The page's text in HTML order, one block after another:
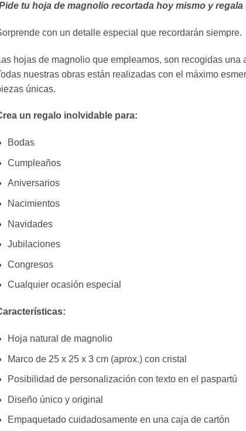
tu hoja de magnolio recortada hoy mismo y
con un detalle especial que recordarán siempre.
hojas de magnolio que empleamos, son recogidas
nuestras obras están realizadas con el máximo
únicas.
un regalo inolvidable para:
Bodas
Cumpleaños
Aniversarios
Nacimientos
Navidades
Jubilaciones
Congresos
Cualquier ocasión especial
Hoja natural de magnolio
Marco de 25 x 25 x 3 cm (aprox.) con cristal
Posibilidad de personalización con texto en el paspartú
Diseño único y original
Empaquetado cuidadosamente en una caja de cartón